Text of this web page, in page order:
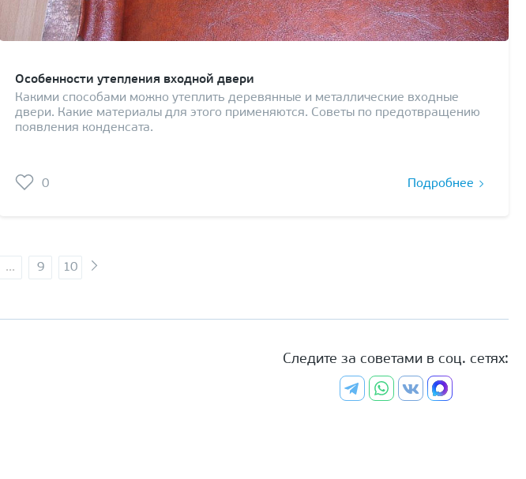
Особенности утепления входной двери
Какими способами можно утеплить деревянные и металлические входные
двери. Какие материалы для этого применяются. Советы по предотвращению
появления конденсата.
0 Подробнее
... 9 10
Следите за советами в соц. сетях: